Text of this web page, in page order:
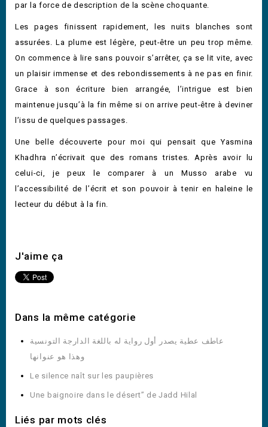
par la force de description de la scène choquante.
Les pages finissent rapidement, les nuits blanches sont
assurées. La plume est légère, peut-être un peu trop même.
On commence à lire sans pouvoir s’arrêter, ça se lit vite, avec
un plaisir immense et des rebondissements à ne pas en finir.
Grace à son écriture bien arrangée, l’intrigue est bien
maintenue jusqu’à la fin même si on arrive peut-être à deviner
l’issu de quelques passages.
Une belle découverte pour moi qui pensait que Yasmina
Khadhra n’écrivait que des romans tristes. Après avoir lu
celui-ci, je peux le comparer à un Musso arabe vu
l’accessibilité de l’écrit et son pouvoir à tenir en haleine le
lecteur du début à la fin.
J'aime ça
Dans la même catégorie
عاطف عطية يصدر أول رواية له باللغة الدارجة التونسية
وهذا هو عنوانها
Le silence naît sur les paupières
Une baignoire dans le désert” de Jadd Hilal
Liés par mots clés